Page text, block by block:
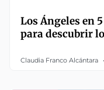
Los Ángeles en
para descubrir
Claudia Franco Alcántara